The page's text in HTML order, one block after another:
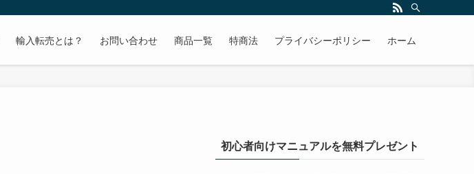
輸入転売とは？ お問い合わせ 商品一覧 特商法 プライバシーポリシー ホーム
初心者向けマニュアルを無料プレゼント